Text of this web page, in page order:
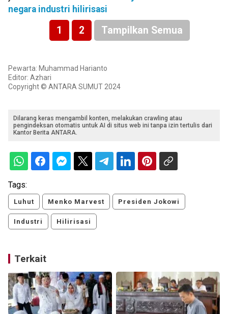
negara industri hilirisasi
1 2 Tampilkan Semua
Pewarta: Muhammad Harianto
Editor: Azhari
Copyright © ANTARA SUMUT 2024
Dilarang keras mengambil konten, melakukan crawling atau
pengindeksan otomatis untuk AI di situs web ini tanpa izin tertulis dari
Kantor Berita ANTARA.
Tags:
Luhut Menko Marvest Presiden Jokowi
Industri Hilirisasi
Terkait